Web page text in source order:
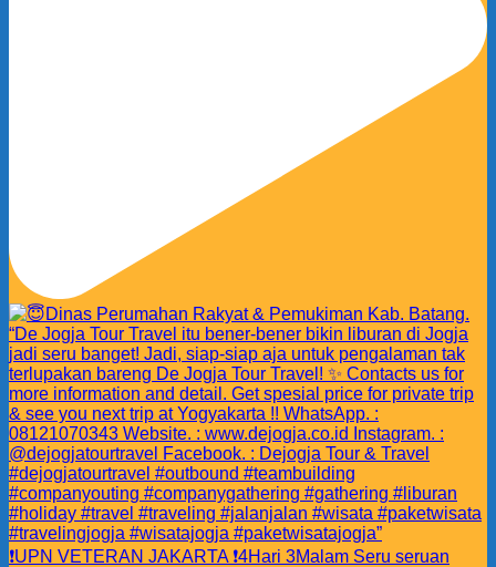
❗️UPN VETERAN JAKARTA ❗️4Hari 3Malam Seru seruan